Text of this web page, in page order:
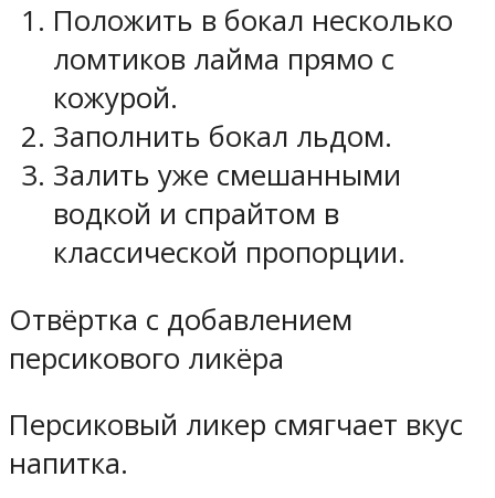
Положить в бокал несколько
ломтиков лайма прямо с
кожурой.
Заполнить бокал льдом.
Залить уже смешанными
водкой и спрайтом в
классической пропорции.
Отвёртка с добавлением
персикового ликёра
Персиковый ликер смягчает вкус
напитка.